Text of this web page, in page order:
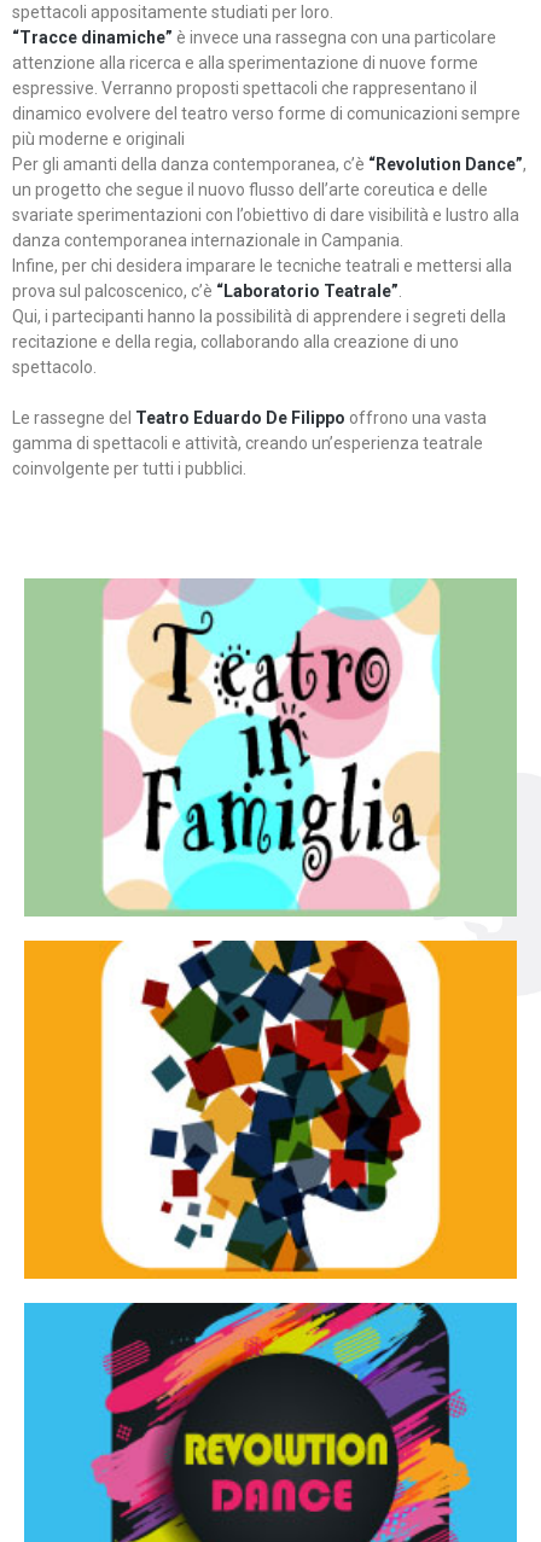
spettacoli appositamente studiati per loro.
“Tracce dinamiche” è invece una rassegna con una particolare
attenzione alla ricerca e alla sperimentazione di nuove forme
espressive. Verranno proposti spettacoli che rappresentano il
dinamico evolvere del teatro verso forme di comunicazioni sempre
più moderne e originali
Per gli amanti della danza contemporanea, c’è “Revolution Dance”,
un progetto che segue il nuovo flusso dell’arte coreutica e delle
svariate sperimentazioni con l’obiettivo di dare visibilità e lustro alla
danza contemporanea internazionale in Campania.
Infine, per chi desidera imparare le tecniche teatrali e mettersi alla
prova sul palcoscenico, c’è “Laboratorio Teatrale”
Qui, i partecipanti hanno la possibilità di apprendere i segreti della
recitazione e della regia, collaborando alla creazione di uno
spettacolo.
Le rassegne del Teatro Eduardo De Filippo offrono una vasta
gamma di spettacoli e attività, creando un’esperienza teatrale
coinvolgente per tutti i pubblici.
Teatro in famiglia
Teatro In Famiglia è una rassegna di teatro concepita
per far condividere e godere del teatro all’intera
famiglia.
Continua
Tracce dinamiche
Tracce Dinamiche è una rassegna di teatro
d’innovazione e sperimentale.
Continua
Revolution Dance
Rassegna di danza contemporanea – I Edizione